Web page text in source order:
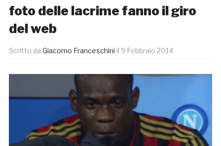
foto delle lacrime fanno il giro
del web
Scritto da Giacomo Franceschini il 9 Febbraio 2014